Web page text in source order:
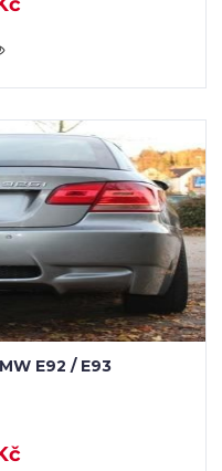
E92 / E93